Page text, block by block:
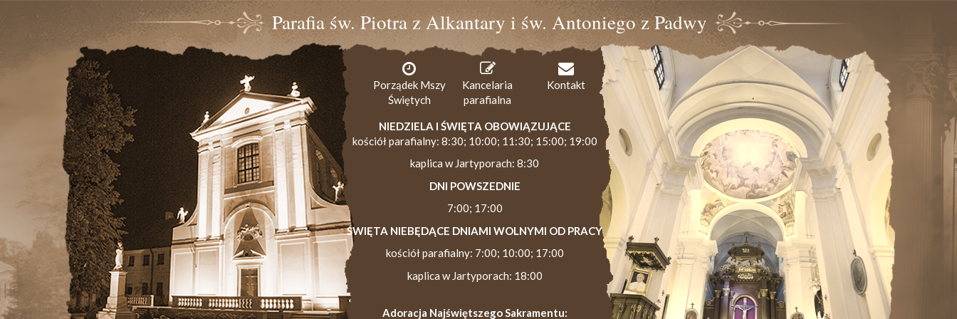
Parafia św. Piotra z Alkantary i św. Antoniego z Padwy
Porządek Mszy
Świętych
Kancelaria
parafialna
Kontakt
NIEDZIELA I ŚWIĘTA OBOWIĄZUJĄCE
kościół parafialny: 8:30; 10:00; 11:30; 15:00; 19:00
kaplica w Jartyporach: 8:30
DNI POWSZEDNIE
7:00; 17:00
ŚWIĘTA NIEBĘDĄCE DNIAMI WOLNYMI OD PRACY
kościół parafialny: 7:00; 10:00; 17:00
kaplica w Jartyporach: 18:00
Adoracja Najświętszego Sakramentu: